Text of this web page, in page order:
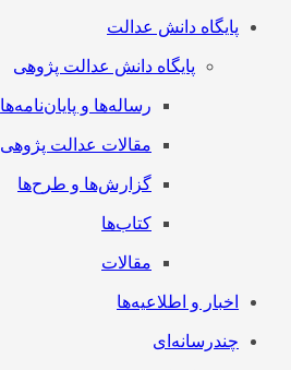
پایگاه دانش عدالت
پایگاه دانش عدالت پژوهی
رساله‌ها و پایان‌نامه‌ها
مقالات عدالت پژوهی
گزارش‌ها و طرح‌ها
کتاب‌ها
مقالات
اخبار و اطلاعیه‌ها
چندرسانه‌ای